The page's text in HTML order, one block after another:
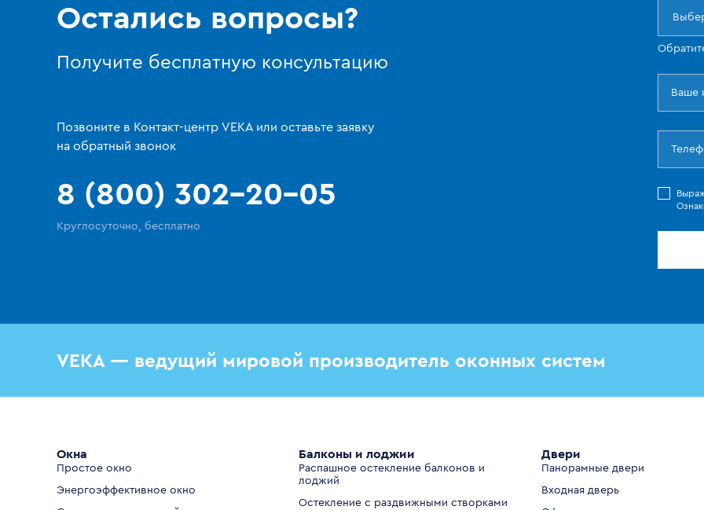
Остались вопросы?
Получите бесплатную консультацию
Позвоните в Контакт-центр VEKA или оставьте заявку
на обратный звонок
8 (800) 302-20-05
Круглосуточно, бесплатно
VEKA — ведущий мировой производитель оконных систем
Окна
Простое окно
Энергоэффективное окно
Балконы и лоджии
Распашное остекление балконов и
лоджий
Остекление с раздвижными створками
Двери
Панорамные двери
Входная дверь